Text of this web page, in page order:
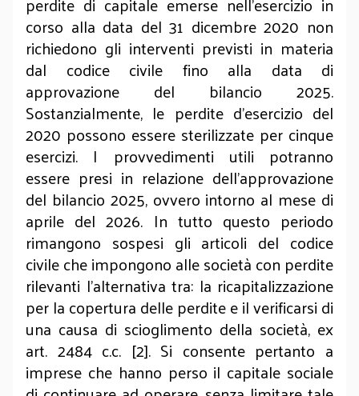
corso alla data del 31 dicembre 2020 non
richiedono gli interventi previsti in materia
dal codice civile fino alla data di
approvazione del bilancio 2025.
Sostanzialmente, le perdite d’esercizio del
2020 possono essere sterilizzate per cinque
esercizi. I provvedimenti utili potranno
essere presi in relazione dell’approvazione
del bilancio 2025, ovvero intorno al mese di
aprile del 2026. In tutto questo periodo
rimangono sospesi gli articoli del codice
civile che impongono alle società con perdite
rilevanti l’alternativa tra: la ricapitalizzazione
per la copertura delle perdite e il verificarsi di
una causa di scioglimento della società, ex
art. 2484 c.c. [2]. Si consente pertanto a
imprese che hanno perso il capitale sociale